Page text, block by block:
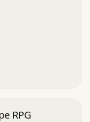
RPG